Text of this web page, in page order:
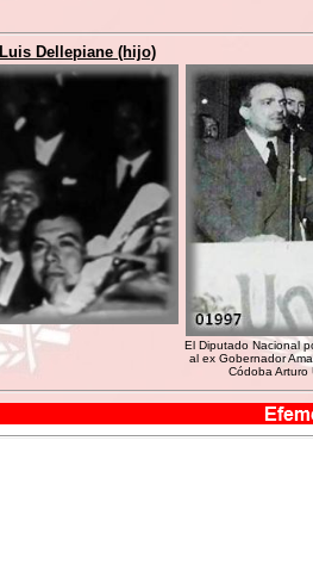
Luis Dellepiane (hijo)
El Diputado Nacional
al ex Gobernador
Códoba Arturo